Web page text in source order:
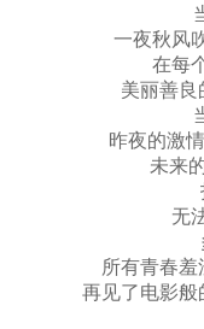
一夜秋风
在每
美丽善良
昨夜的激
未来
无
所有青春
再见了电影般